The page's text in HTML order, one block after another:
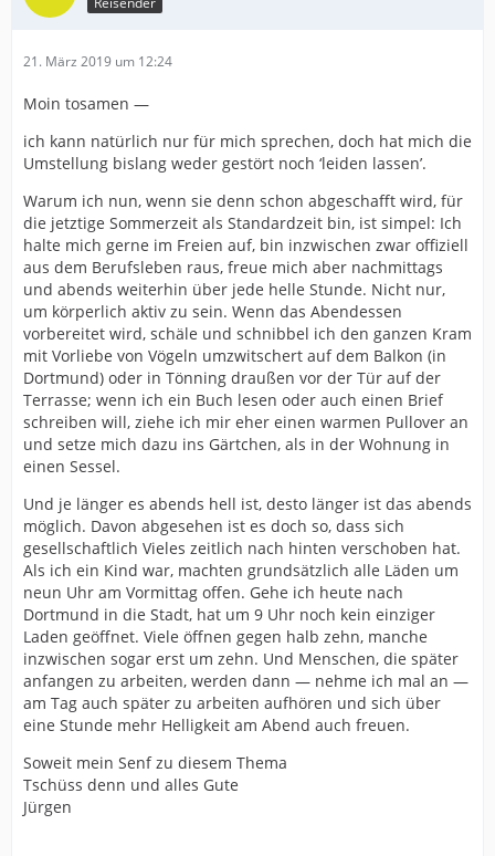
21. März 2019 um 12:24
Moin tosamen —
ich kann natürlich nur für mich sprechen, doch hat mich die
Umstellung bislang weder gestört noch ‘leiden lassen’.
Warum ich nun, wenn sie denn schon abgeschafft wird, für
die jetztige Sommerzeit als Standardzeit bin, ist simpel: Ich
halte mich gerne im Freien auf, bin inzwischen zwar offiziell
aus dem Berufsleben raus, freue mich aber nachmittags
und abends weiterhin über jede helle Stunde. Nicht nur,
um körperlich aktiv zu sein. Wenn das Abendessen
vorbereitet wird, schäle und schnibbel ich den ganzen Kram
mit Vorliebe von Vögeln umzwitschert auf dem Balkon (in
Dortmund) oder in Tönning draußen vor der Tür auf der
Terrasse; wenn ich ein Buch lesen oder auch einen Brief
schreiben will, ziehe ich mir eher einen warmen Pullover an
und setze mich dazu ins Gärtchen, als in der Wohnung in
einen Sessel.
Und je länger es abends hell ist, desto länger ist das abends
möglich. Davon abgesehen ist es doch so, dass sich
gesellschaftlich Vieles zeitlich nach hinten verschoben hat.
Als ich ein Kind war, machten grundsätzlich alle Läden um
neun Uhr am Vormittag offen. Gehe ich heute nach
Dortmund in die Stadt, hat um 9 Uhr noch kein einziger
Laden geöffnet. Viele öffnen gegen halb zehn, manche
inzwischen sogar erst um zehn. Und Menschen, die später
anfangen zu arbeiten, werden dann — nehme ich mal an —
am Tag auch später zu arbeiten aufhören und sich über
eine Stunde mehr Helligkeit am Abend auch freuen.
Soweit mein Senf zu diesem Thema
Tschüss denn und alles Gute
Jürgen